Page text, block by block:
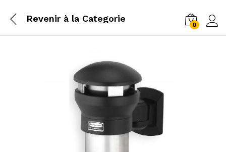
Revenir à laCategorie
0